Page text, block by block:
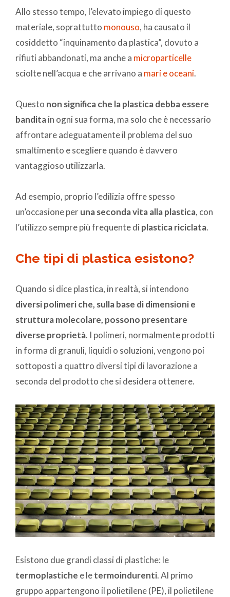
Allo stesso tempo, l’elevato impiego di questo
materiale, soprattutto monouso, ha causato il
cosiddetto “inquinamento da plastica”, dovuto a
rifiuti abbandonati, ma anche a microparticelle
sciolte nell’acqua e che arrivano a mari e oceani.
Questo non significa che la plastica debba essere
banditain ogni sua forma, ma solo che è necessario
affrontare adeguatamente il problema del suo
smaltimento e scegliere quando è davvero
vantaggioso utilizzarla.
Ad esempio, proprio l’edilizia offre spesso
un’occasione peruna seconda vita alla plastica, con
l’utilizzo sempre più frequente di plastica riciclata.
Che tipi di plastica esistono?
Quando si dice plastica, in realtà, si intendono
diversi polimeri che, sulla base di dimensioni e
struttura molecolare, possono presentare
diverse proprietà. I polimeri, normalmente prodotti
in forma di granuli, liquidi o soluzioni, vengono poi
sottoposti a quattro diversi tipi di lavorazione a
seconda del prodotto che si desidera ottenere.
Esistono due grandi classi di plastiche: le
termoplastiche e letermoindurenti. Al primo
gruppo appartengono il polietilene (PE), il polietilene